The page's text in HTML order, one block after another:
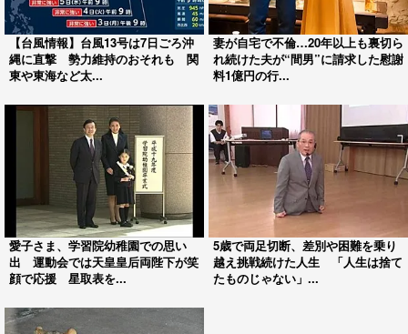
【台風情報】台風13号は7日ごろ沖
縄に直撃 勢力維持のおそれも 関
東や東海など太...
妻が自宅で不倫…20年以上も裏切ら
れ続けた夫が“間男”に請求した慰謝
料1億円の行...
愛子さま、学習院幼稚園での思い
出 運動会では天皇皇后両陛下が笑
顔で応援 星取表を...
5歳で両足切断、差別や困難を乗り
越え挑戦続けた人生 「人生は捨て
たものじゃない」...